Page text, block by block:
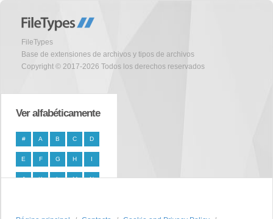
FileTypes
Base de extensiones de archivos y tipos de archivos
Copyright © 2017-2026 Todos los derechos reservados
Ver alfabéticamente
# A B C D
E F G H I
J K L M N